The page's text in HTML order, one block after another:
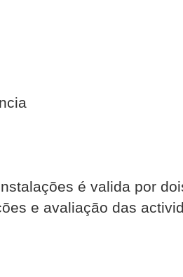
é valida por
e avaliação das